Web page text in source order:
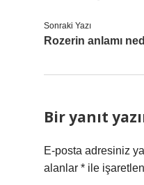
Sonraki Yazı
Rozerin anlamı
Bir yanıt
E-posta adresiniz
alanlar * ile